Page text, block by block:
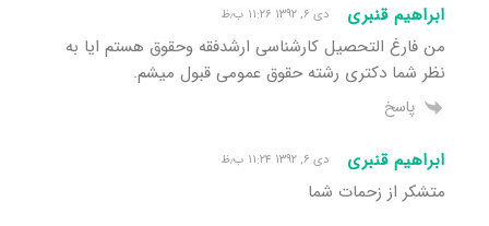
ابراهیم قنبری دی ۶, ۱۳۹۲ ۱۱:۲۶ ب٫ظ
من فارغ التحصیل کارشناسی ارشدفقه وحقوق هستم ایا به
نظر شما دکتری رشته حقوق عمومی قبول میشم.
پاسخ
ابراهیم قنبری دی ۶, ۱۳۹۲ ۱۱:۲۴ ب٫ظ
متشکر از زحمات شما